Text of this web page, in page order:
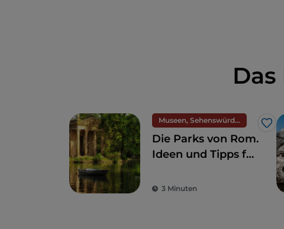
Museen, Sehenswürdigkeiten und Denkmäler
Die Parks von Rom.
Ideen und Tipps für
die Natur im
3 Minuten